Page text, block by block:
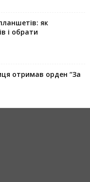
як
і обрати
отримав орден “За